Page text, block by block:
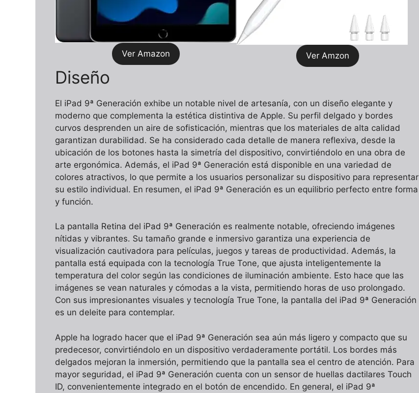
Ver Amazon Ver Amzon
Diseño
El iPad 9ª Generación exhibe un notable nivel de artesanía, con un diseño elegante y
moderno que complementa la estética distintiva de Apple. Su perfil delgado y bordes
curvos desprenden un aire de sofisticación, mientras que los materiales de alta calidad
garantizan durabilidad. Se ha considerado cada detalle de manera reflexiva, desde la
ubicación de los botones hasta la simetría del dispositivo, convirtiéndolo en una obra de
arte ergonómica. Además, el iPad 9ª Generación está disponible en una variedad de
colores atractivos, lo que permite a los usuarios personalizar su dispositivo para representar
su estilo individual. En resumen, el iPad 9ª Generación es un equilibrio perfecto entre forma
y función.
La pantalla Retina del iPad 9ª Generación es realmente notable, ofreciendo imágenes
nítidas y vibrantes. Su tamaño grande e inmersivo garantiza una experiencia de
visualización cautivadora para películas, juegos y tareas de productividad. Además, la
pantalla está equipada con la tecnología True Tone, que ajusta inteligentemente la
temperatura del color según las condiciones de iluminación ambiente. Esto hace que las
imágenes se vean naturales y cómodas a la vista, permitiendo horas de uso prolongado.
Con sus impresionantes visuales y tecnología True Tone, la pantalla del iPad 9ª Generación
es un deleite para contemplar.
Apple ha logrado hacer que el iPad 9ª Generación sea aún más ligero y compacto que su
predecesor, convirtiéndolo en un dispositivo verdaderamente portátil. Los bordes más
delgados mejoran la inmersión, permitiendo que la pantalla sea el centro de atención. Para
mayor seguridad, el iPad 9ª Generación cuenta con un sensor de huellas dactilares Touch
ID, convenientemente integrado en el botón de encendido. En general, el iPad 9ª